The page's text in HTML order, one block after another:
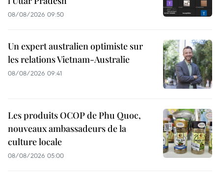
08/08/2026 09:50
Un expert australien optimiste sur
les relations Vietnam-Australie
08/08/2026 09:41
Les produits OCOP de Phu Quoc,
nouveaux ambassadeurs de la
culture locale
08/08/2026 05:00